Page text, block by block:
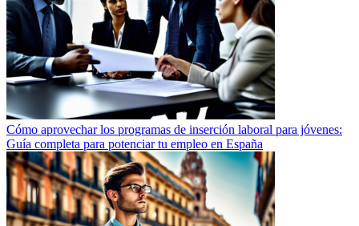
Cómo aprovechar los programas de inserción laboral para jóvenes:
Guía completa para potenciar tu empleo en España